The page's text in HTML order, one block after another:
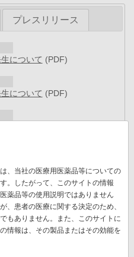
プレスリリース
について (PDF)
について (PDF)
について
について
ス
らせ(PDF)
ペ
ー
12
ペ
ー
13
カ
レ
14
ペ
ー
15
、当社の医療用医薬品等についての
。したがって、このサイトの情報
薬品等の使用説明ではありません
、患者の医療に関する決定のため、
もありません。また、このサイトに
情報は、その製品またはその効能を